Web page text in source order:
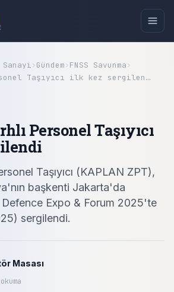
Sanayi› Gündem› FNSS Savunma›
Taşıyıcı ilk kez sergilen…
Personel Taşıyıcı
Taşıyıcı (KAPLAN ZPT),
başkenti Jakarta'da
Expo & Forum 2025'te
sergilendi.
Masası